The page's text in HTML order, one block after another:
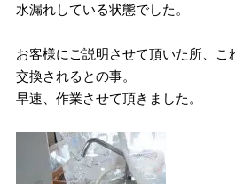
水漏れしている状態でした。
お客様にご説明させて頂いた所、こ
交換されるとの事。
早速、作業させて頂きました。